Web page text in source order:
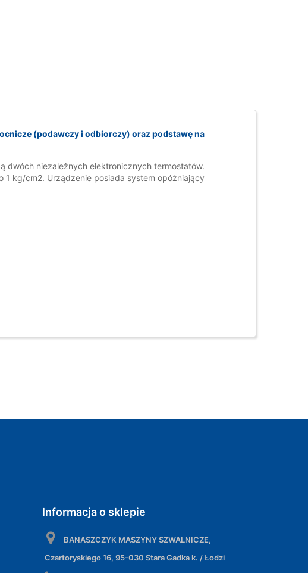
(podawczy i odbiorczy) oraz podstawę na
dwóch niezależnych elektronicznych termostatów.
1 kg/cm2. Urządzenie posiada system opóźniający
Informacja o sklepie
BANASZCZYK MASZYNY SZWALNICZE,
Czartoryskiego 16, 95-030 Stara Gadka k. / Łodzi